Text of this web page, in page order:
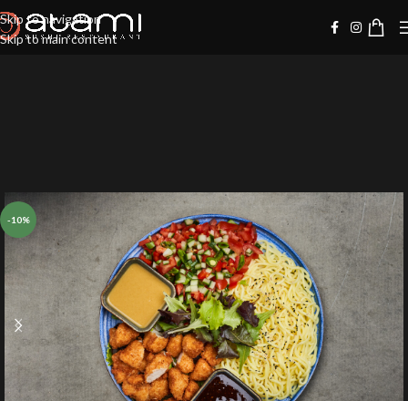
Skip to navigation
Skip to main content
-10%